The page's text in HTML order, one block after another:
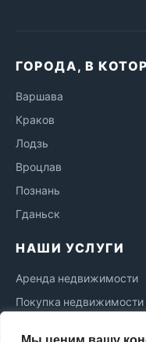
ГОРОДА, В
Варшава
Краков
Лодзь
Вроцлав
Познань
Гданьск
НАШИ УСЛУГИ
Аренда недвижимости
Покупка недвижимости